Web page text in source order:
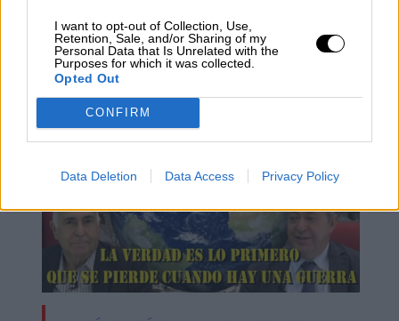
I want to opt-out of Collection, Use,
Retention, Sale, and/or Sharing of my
Personal Data that Is Unrelated with the
Purposes for which it was collected.
Opted Out
CONFIRM
Data Deletion Data Access Privacy Policy
Las declaraciones del Papa "rompen
la guerra de relatos"